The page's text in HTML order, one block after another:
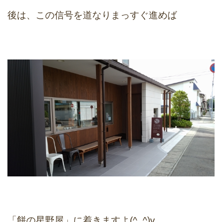
後は、この信号を道なりまっすぐ進めば